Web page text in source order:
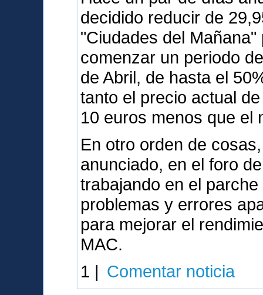
decidido reducir de
"Ciudades del
comenzar un periodo
de Abril, de hasta el
tanto el precio actual
10 euros menos que el
En otro orden de
anunciado, en el foro
trabajando en el
problemas y errores
para mejorar el
MAC.
1 | Comentar noticia